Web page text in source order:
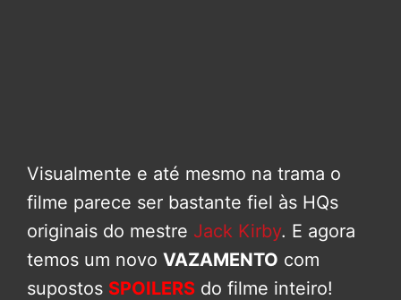
Visualmente e até mesmo na trama o
filme parece ser bastante fiel às HQs
originais do mestre Jack Kirby. E agora
temos um novo VAZAMENTO com
supostos SPOILERS do filme inteiro!